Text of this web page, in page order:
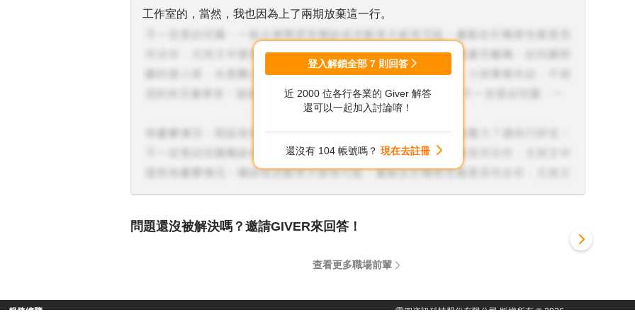
工作室的，當然，我也因為上了兩期放棄這一行。
登入解鎖全部 7 則回答
近 2000 位各行各業的 Giver 解答
還可以一起加入討論唷！
還沒有 104 帳號嗎？ 現在去註冊
問題還沒被解決嗎？邀請GIVER來回答！
查看更多職場前輩
服務總覽 一零四資訊科技股份有限公司 版權所有 ©2026